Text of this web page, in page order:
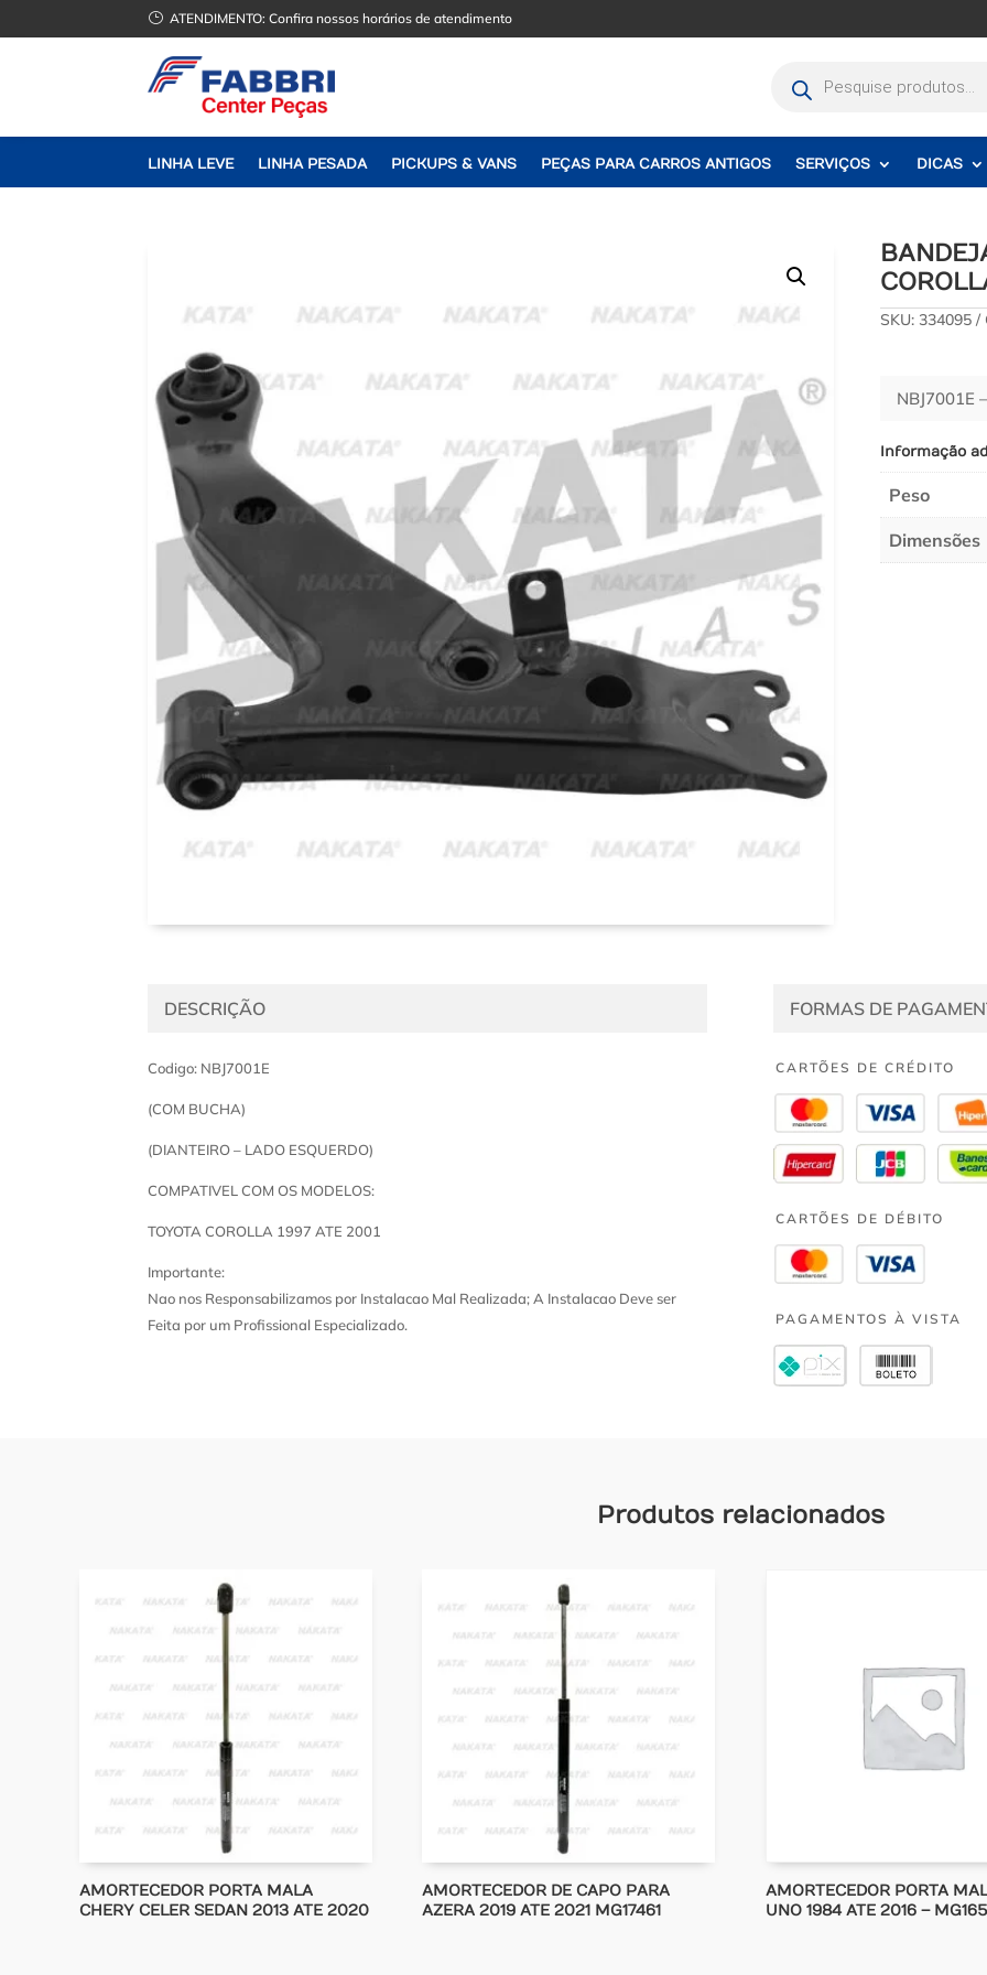
} ATENDIMENTO:Confira nossos horários de atendimento
produtos
LINHA LEVE LINHA PESADA PICKUPS & VANS PEÇAS PARA CARROS ANTIGOS SERVIÇOS DICAS
SKU: 334095
NBJ7001E
Informação
Peso
Dimensões
DESCRIÇÃO
Codigo: NBJ7001E
(COM BUCHA)
(DIANTEIRO – LADO ESQUERDO)
COMPATIVEL COM OS MODELOS:
TOYOTA COROLLA 1997 ATE 2001
Importante:
Nao nos Responsabilizamos por Instalacao Mal Realizada; A Instalacao Deve ser
Feita por um Profissional Especializado.
FORMAS DE
CARTÕES DE CRÉDITO
CARTÕES DE DÉBITO
PAGAMENTOS À VISTA
Produtos relacionados
AMORTECEDOR PORTA MALA
CHERY CELER SEDAN 2013 ATE 2020
AMORTECEDOR DE CAPO PARA
AZERA 2019 ATE 2021 MG17461
AMORTECEDOR PORTA
UNO 1984 ATE 2016 –